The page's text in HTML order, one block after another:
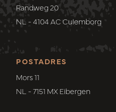
POSTADRES
Mors 11
NL - 7151 MX Eibergen
Randweg 20
NL - 4104 AC Culemborg